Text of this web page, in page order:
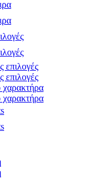
επιλογές
επιλογές
χαρακτήρα
χαρακτήρα